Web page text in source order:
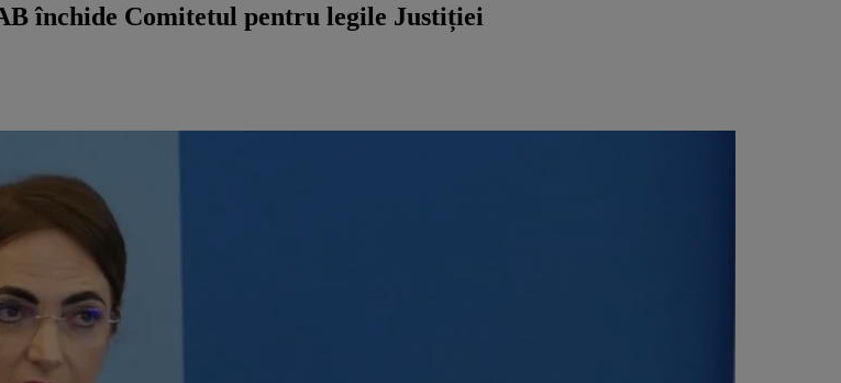
închide Comitetul pentru legile Justiției